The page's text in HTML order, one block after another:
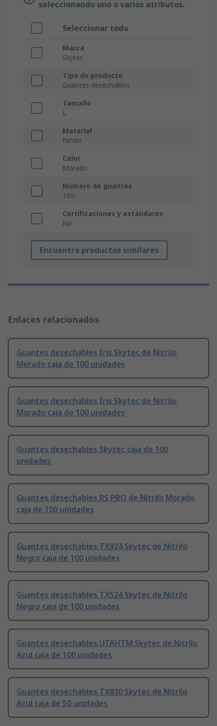
seleccionando uno o varios atributos.
Seleccionar todo
Marca
Skytec
Tipo de producto
Guantes desechables
Tamaño
L
Material
Nitrilo
Color
Morado
Número de guantes
100
Certificaciones y estándares
No
Encuentra productos similares
Enlaces relacionados
Guantes desechables Iris Skytec de Nitrilo
Morado caja de 100 unidades
Guantes desechables Iris Skytec de Nitrilo
Morado caja de 100 unidades
Guantes desechables Skytec caja de 100
unidades
Guantes desechables RS PRO de Nitrilo Morado
caja de 100 unidades
Guantes desechables TX924 Skytec de Nitrilo
Negro caja de 100 unidades
Guantes desechables TX524 Skytec de Nitrilo
Negro caja de 100 unidades
Guantes desechables UTAHTM Skytec de Nitrilo
Azul caja de 100 unidades
Guantes desechables TX830 Skytec de Nitrilo
Azul caja de 50 unidades